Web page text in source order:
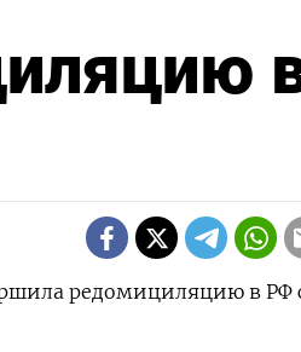
редомициляцию в РФ